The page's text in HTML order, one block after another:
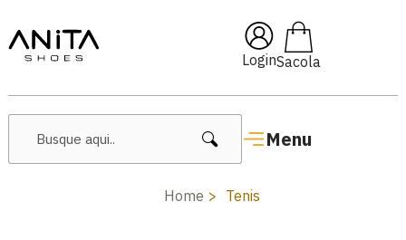
Login
Menu
🔥 Lançamentos Femininos
Home Tenis